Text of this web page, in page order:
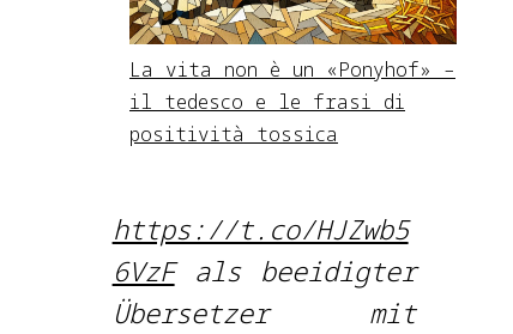
La vita non è un «Ponyhof» –
il tedesco e le frasi di
positività tossica
https://t.co/HJZwb5
6VzFals beeidigter
Übersetzer mit